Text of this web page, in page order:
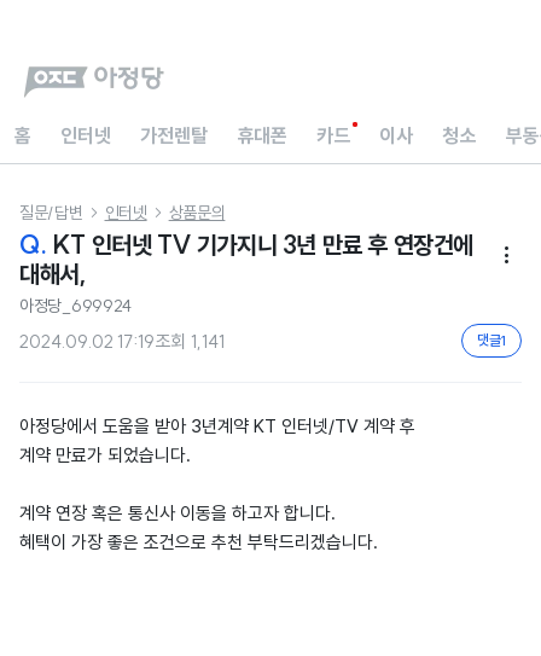
홈 인터넷 가전렌탈 휴대폰 카드 이사 청소 부
질문/답변  인터넷  상품문의
Q. KT 인터넷 TV 기가지니 3년 만료 후 연장건에
대해서,

아정당_699924
2024.09.02 17:19조회 1,141 댓글1
아정당에서 도움을 받아 3년계약 KT 인터넷/TV 계약 후
계약 만료가 되었습니다.
계약 연장 혹은 통신사 이동을 하고자 합니다.
혜택이 가장 좋은 조건으로 추천 부탁드리겠습니다.